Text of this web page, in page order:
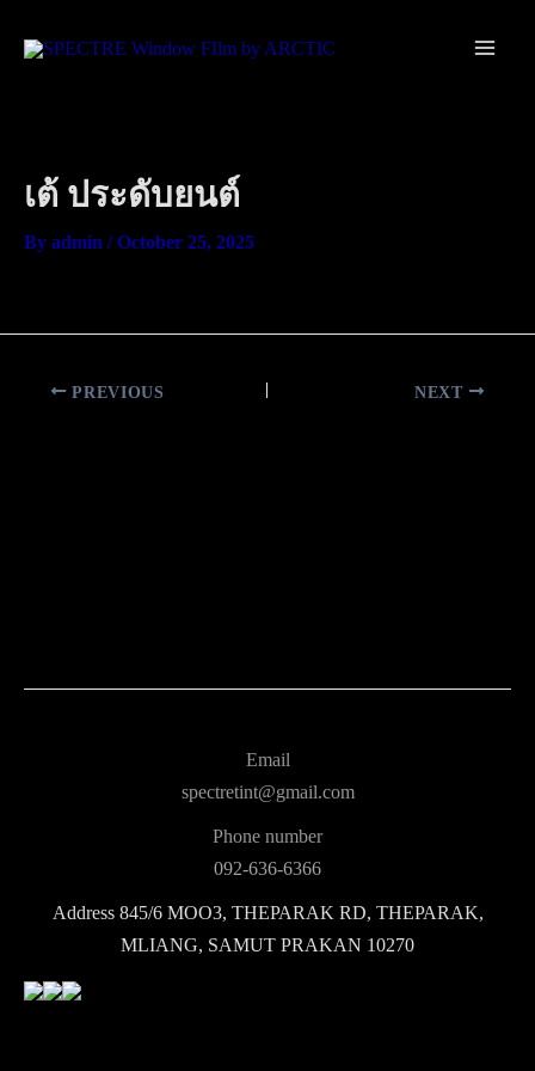
to
เต้ ประดับยนต์
By admin /October 25, 2025
PREVIOUS NEXT
Email
spectretint@gmail.com
Phone number
092-636-6366
Address845/6 MOO3, THEPARAK RD, THEPARAK,
MLIANG, SAMUT PRAKAN 10270